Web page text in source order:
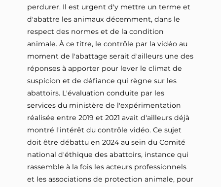
perdurer. Il est urgent d'y mettre un terme et
d'abattre les animaux décemment, dans le
respect des normes et de la condition
animale. À ce titre, le contrôle par la vidéo au
moment de l'abattage serait d'ailleurs une des
réponses à apporter pour lever le climat de
suspicion et de défiance qui règne sur les
abattoirs. L'évaluation conduite par les
services du ministère de l'expérimentation
réalisée entre 2019 et 2021 avait d'ailleurs déjà
montré l'intérêt du contrôle vidéo. Ce sujet
doit être débattu en 2024 au sein du Comité
national d'éthique des abattoirs, instance qui
rassemble à la fois les acteurs professionnels
et les associations de protection animale, pour